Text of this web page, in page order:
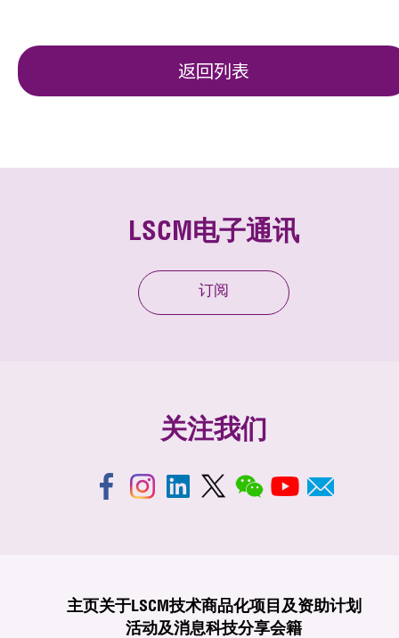
返回列表
LSCM电子通讯
订阅
关注我们
主页关于LSCM技术商品化项目及资助计划
活动及消息科技分享会籍